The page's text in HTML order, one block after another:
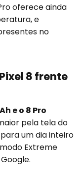
oferece ainda
e
no
8 frente
e o 8 Pro
pela tela do
um dia inteiro
Extreme